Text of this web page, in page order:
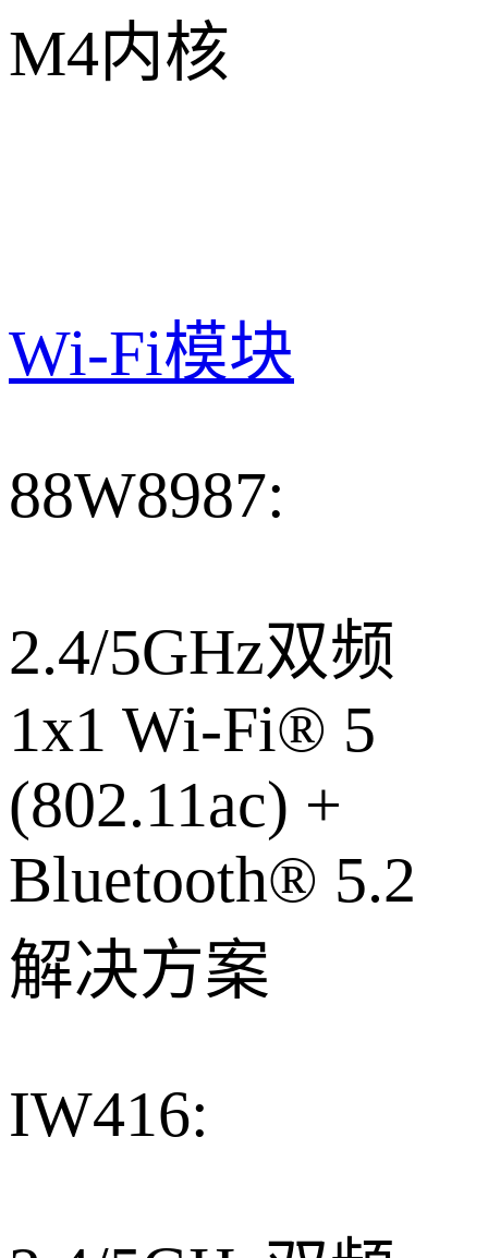
M4内核
Wi-Fi模块
88W8987:
2.4/5GHz双频
1x1 Wi-Fi® 5
(802.11ac) +
Bluetooth® 5.2
解决方案
IW416: